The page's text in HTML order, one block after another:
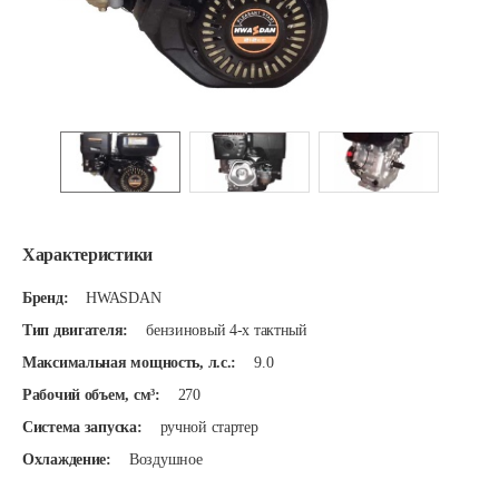
Характеристики
Бренд:
HWASDAN
Тип двигателя:
бензиновый 4-х тактный
Максимальная мощность, л.с.:
9.0
Рабочий объем, см³:
270
Система запуска:
ручной стартер
Охлаждение:
Воздушное